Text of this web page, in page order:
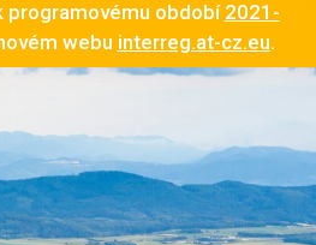
programovému období2021-
webu interreg.at-cz.eu.